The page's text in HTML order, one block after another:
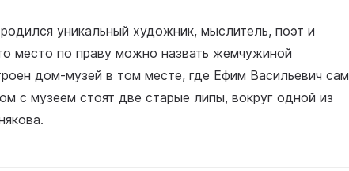
уникальный художник, мыслитель, поэт и
место по праву можно назвать жемчужиной
дом-музей в том месте, где Ефим Васильевич сам
с музеем стоят две старые липы, вокруг одной из